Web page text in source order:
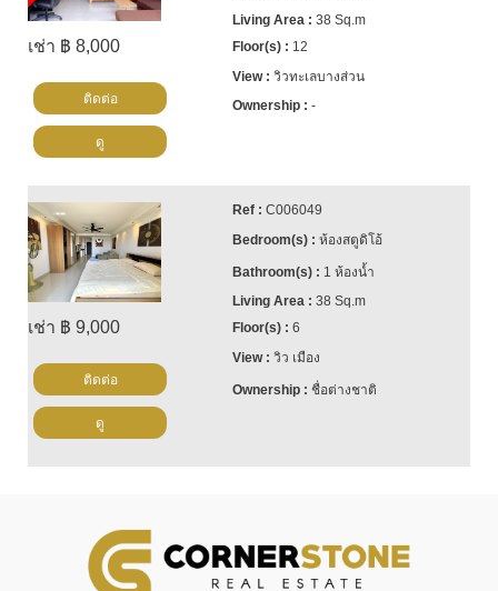
เช่า ฿ 8,000
38 Sq.m
12
วิวทะเลบางส่วน
-
ติดต่อ
ดู
เช่า ฿ 9,000
C006049
ห้องสตูดิโอ้
1 ห้องน้ำ
38 Sq.m
6
วิว เมือง
ชื่อต่างชาติ
ติดต่อ
ดู